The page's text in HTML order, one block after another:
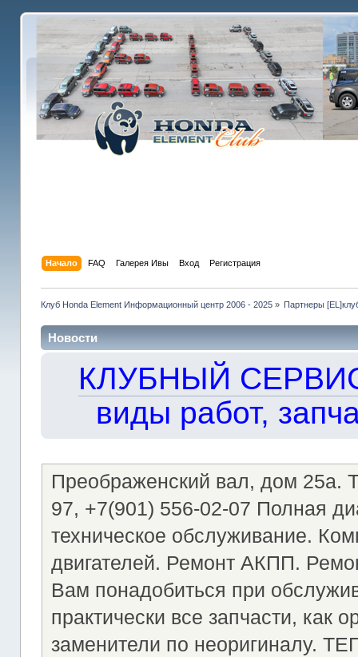
Начало FAQ Галерея Ивы Вход Регистрация
Клуб Honda Element Информационный центр 2006 - 2025» Партнеры
Новости
КЛУБНЫЙ
виды работ,
Преображенский вал, дом 25а.
97, +7(901) 556-02-07 Полная
техническое обслуживание.
двигателей. Ремонт АКПП.
Вам понадобиться при
практически все запчасти, как
заменители по